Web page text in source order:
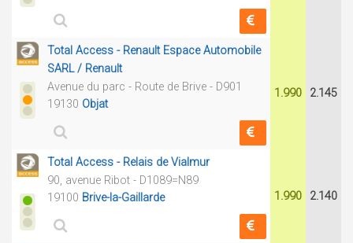
Total Access - Renault Espace Automobile
SARL / Renault
Avenue du parc - Route de Brive - D901
19130 Objat
1.990 2.145
Total Access - Relais de Vialmur
90, avenue Ribot - D1089=N89
19100 Brive-la-Gaillarde 1.990 2.140